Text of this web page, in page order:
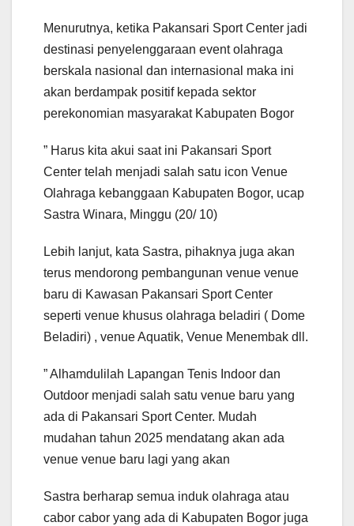
Menurutnya, ketika Pakansari Sport Center jadi
destinasi penyelenggaraan event olahraga
berskala nasional dan internasional maka ini
akan berdampak positif kepada sektor
perekonomian masyarakat Kabupaten Bogor
” Harus kita akui saat ini Pakansari Sport
Center telah menjadi salah satu icon Venue
Olahraga kebanggaan Kabupaten Bogor, ucap
Sastra Winara, Minggu (20/ 10)
Lebih lanjut, kata Sastra, pihaknya juga akan
terus mendorong pembangunan venue venue
baru di Kawasan Pakansari Sport Center
seperti venue khusus olahraga beladiri ( Dome
Beladiri) , venue Aquatik, Venue Menembak dll.
” Alhamdulilah Lapangan Tenis Indoor dan
Outdoor menjadi salah satu venue baru yang
ada di Pakansari Sport Center. Mudah
mudahan tahun 2025 mendatang akan ada
venue venue baru lagi yang akan
Sastra berharap semua induk olahraga atau
cabor cabor yang ada di Kabupaten Bogor juga